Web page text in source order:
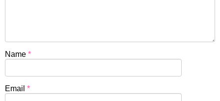
Name *
Email *